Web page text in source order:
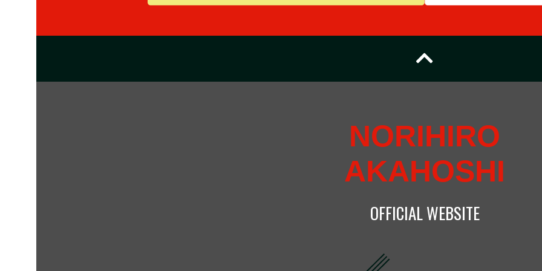
2026.08.16
Going!Sports&News
2026.08.12
2026.08.10
●20時～ Bitfan(会員限定)
赤星憲広の入ってねぇーん
●13時30分～ 日テレジータ
NORIHIRO
AKAHOSHI
OFFICIAL WEBSITE